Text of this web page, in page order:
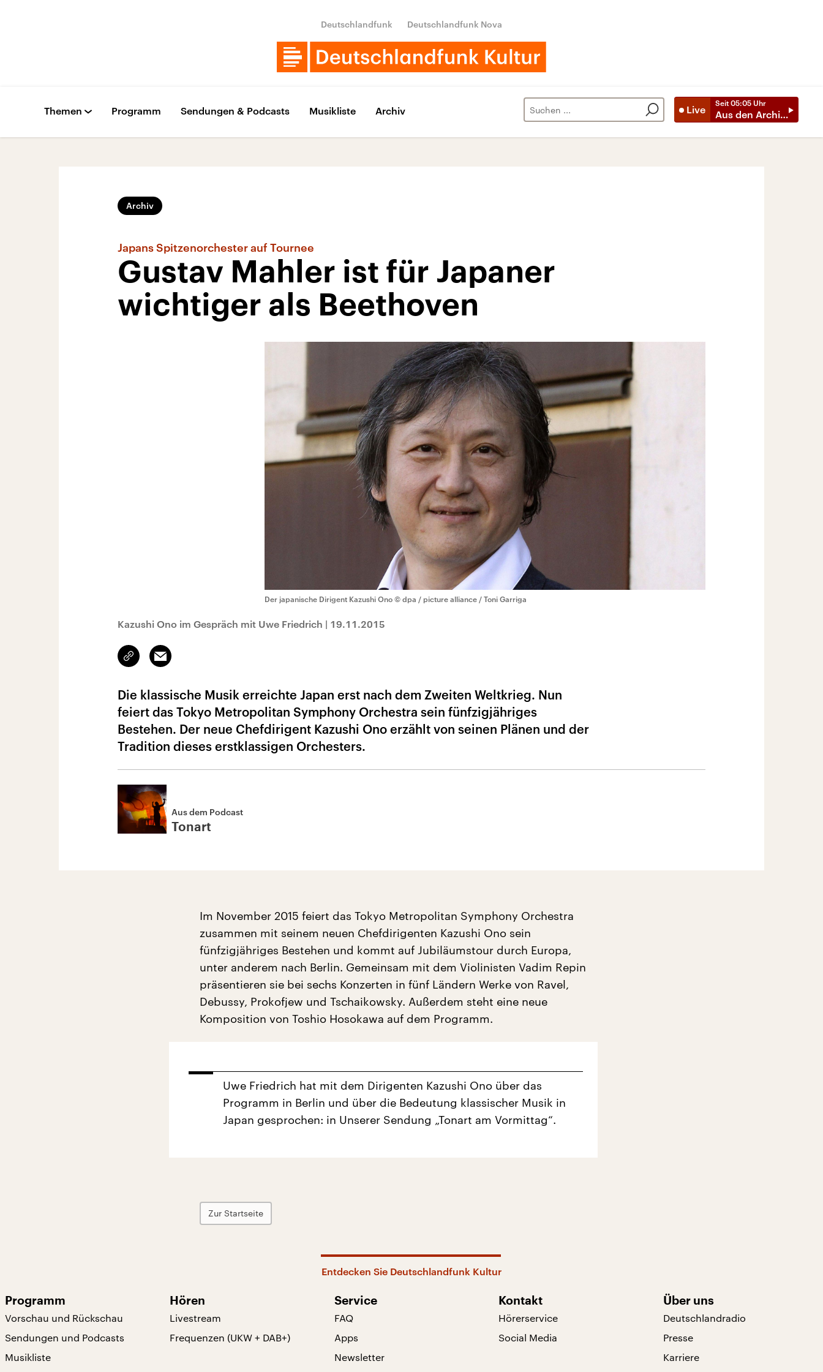
Deutschlandfunk Deutschlandfunk Nova
Live
Seit 05:05 Uhr
Aus den Archiven
Themen Programm Sendungen & Podcasts Musikliste Archiv
Archiv
Japans Spitzenorchester auf Tournee
Gustav Mahler ist für Japaner
wichtiger als Beethoven
Der japanische Dirigent Kazushi Ono © dpa / picture alliance / Toni Garriga
Kazushi Ono im Gespräch mit Uwe Friedrich | 19.11.2015
Link
kopieren/teilen
Email
Die klassische Musik erreichte Japan erst nach dem Zweiten Weltkrieg. Nun
feiert das Tokyo Metropolitan Symphony Orchestra sein fünfzigjähriges
Bestehen. Der neue Chefdirigent Kazushi Ono erzählt von seinen Plänen und der
Tradition dieses erstklassigen Orchesters.
Aus dem Podcast
Tonart
Im November 2015 feiert das Tokyo Metropolitan Symphony Orchestra
zusammen mit seinem neuen Chefdirigenten Kazushi Ono sein
fünfzigjähriges Bestehen und kommt auf Jubiläumstour durch Europa,
unter anderem nach Berlin. Gemeinsam mit dem Violinisten Vadim Repin
präsentieren sie bei sechs Konzerten in fünf Ländern Werke von Ravel,
Debussy, Prokofjew und Tschaikowsky. Außerdem steht eine neue
Komposition von Toshio Hosokawa auf dem Programm.
Uwe Friedrich hat mit dem Dirigenten Kazushi Ono über das
Programm in Berlin und über die Bedeutung klassischer Musik in
Japan gesprochen: in Unserer Sendung „Tonart am Vormittag“.
Zur Startseite
Entdecken Sie Deutschlandfunk Kultur
Programm
Vorschau und Rückschau
Sendungen und Podcasts
Musikliste
Hören
Livestream
Frequenzen (UKW + DAB+)
Service
FAQ
Apps
Newsletter
Kontakt
Hörerservice
Social Media
Über uns
Deutschlandradio
Presse
Karriere